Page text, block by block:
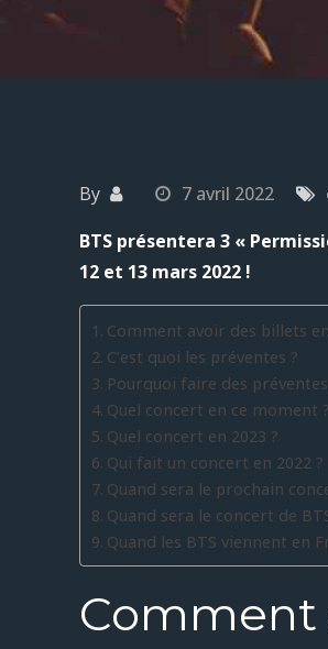
By 7 avril 2022
BTS présentera 3 «
12 et 13 mars 2022 !
Comment avoir des billets
C’est quoi les préventes ?
Pourquoi faire des
Quel concert en ce moment ?
Quel concert en 2023 ?
Qui fait un concert en 2022 ?
Quand sera le prochain
Quand sera le concert de
Quand les BTS viennent en
Comment